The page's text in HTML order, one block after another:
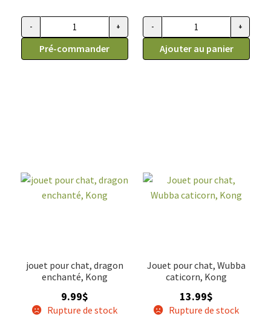
quantité de Jouet Kong pour chat queue de sirène,
- +
Pré-commander
quantité de Jouet pour chat,
- +
Ajouter au panier
jouet pour chat, dragon
enchanté, Kong
9.99$
Rupture de stock
Jouet pour chat, Wubba
caticorn, Kong
13.99$
Rupture de stock